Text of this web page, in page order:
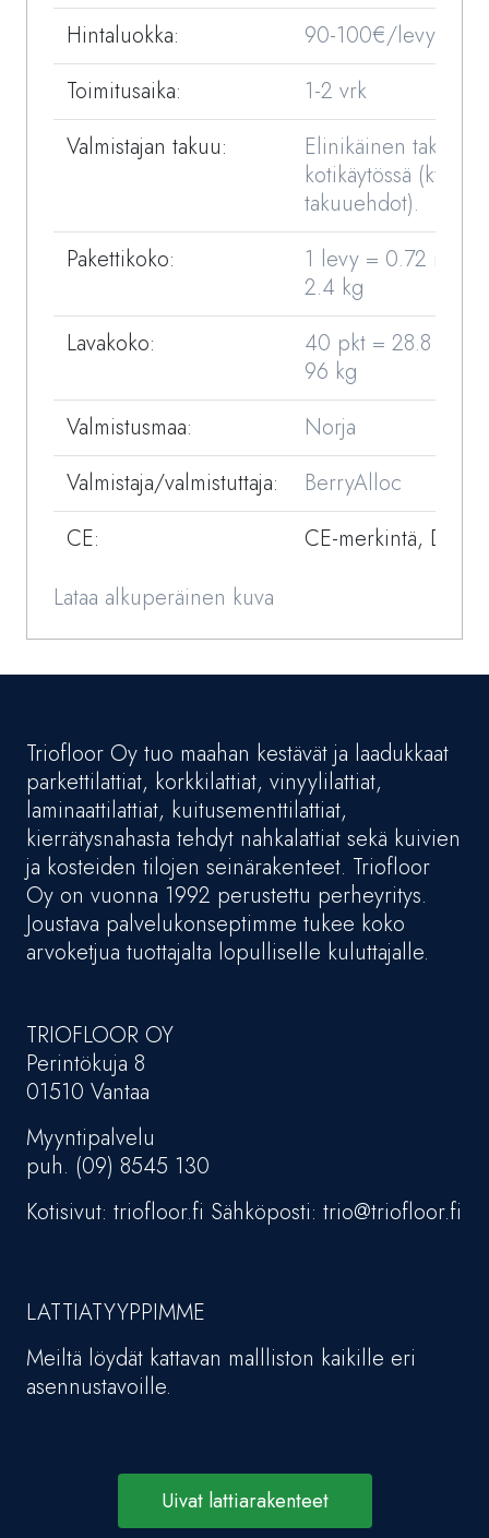
Hintaluokka:
90-100€/levy
Toimitusaika:
1-2 vrk
Valmistajan takuu:
Elinikäinen takuu
kotikäytössä (kts.
takuuehdot).
Pakettikoko:
1 levy = 0.72 m2 =
2.4 kg
Lavakoko:
40 pkt = 28.8 m2 =
96 kg
Valmistusmaa:
Norja
Valmistaja/valmistuttaja:
BerryAlloc
CE:
CE-merkintä, DOP
Lataa alkuperäinen kuva
Triofloor Oy tuo maahan kestävät ja laadukkaat
parkettilattiat, korkkilattiat, vinyylilattiat,
laminaattilattiat, kuitusementtilattiat,
kierrätysnahasta tehdyt nahkalattiat sekä kuivien
ja kosteiden tilojen seinärakenteet. Triofloor
Oy on vuonna 1992 perustettu perheyritys.
Joustava palvelukonseptimme tukee koko
arvoketjua tuottajalta lopulliselle kuluttajalle.
TRIOFLOOR OY
Perintökuja 8
01510 Vantaa
Myyntipalvelu
puh. (09) 8545 130
Kotisivut: triofloor.fi Sähköposti: trio@triofloor.fi
LATTIATYYPPIMME
Meiltä löydät kattavan mallliston kaikille eri
asennustavoille.
Uivat lattiarakenteet